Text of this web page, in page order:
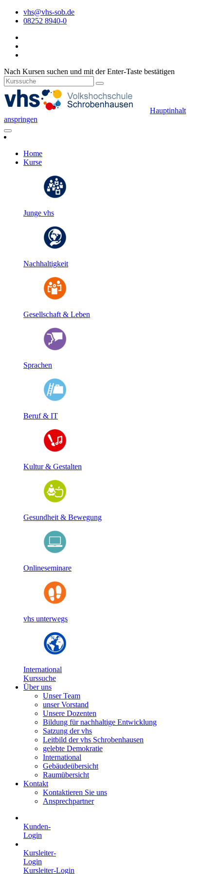
vhs@vhs-sob.de
08252 8940-0
Nach Kursen suchen und mit der Enter-Taste bestätigen
Hauptinhalt
anspringen
Home
Kurse
Junge vhs
Nachhaltigkeit
Gesellschaft & Leben
Sprachen
Beruf & IT
Kultur & Gestalten
Gesundheit & Bewegung
Onlineseminare
vhs unterwegs
International
Kurssuche
Über uns
Unser Team
unser Vorstand
Unsere Dozenten
Bildung für nachhaltige Entwicklung
Satzung der vhs
Leitbild der vhs Schrobenhausen
gelebte Demokratie
International
Gebäudeübersicht
Raumübersicht
Kontakt
Kontaktieren Sie uns
Ansprechpartner
Kunden-
Login
Kursleiter-
Login
Kursleiter-Login